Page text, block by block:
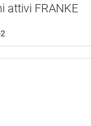
attivi FRANKE